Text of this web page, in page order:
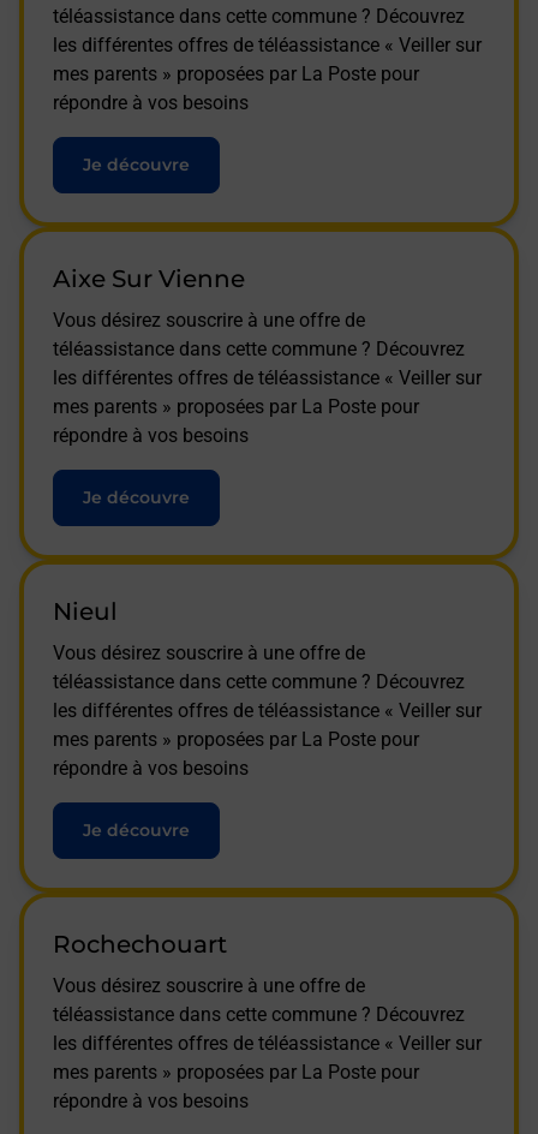
téléassistance dans cette commune ? Découvrez
les différentes offres de téléassistance « Veiller sur
mes parents » proposées par La Poste pour
répondre à vos besoins
Je découvre
Aixe Sur Vienne
Vous désirez souscrire à une offre de
téléassistance dans cette commune ? Découvrez
les différentes offres de téléassistance « Veiller sur
mes parents » proposées par La Poste pour
répondre à vos besoins
Je découvre
Nieul
Vous désirez souscrire à une offre de
téléassistance dans cette commune ? Découvrez
les différentes offres de téléassistance « Veiller sur
mes parents » proposées par La Poste pour
répondre à vos besoins
Je découvre
Rochechouart
Vous désirez souscrire à une offre de
téléassistance dans cette commune ? Découvrez
les différentes offres de téléassistance « Veiller sur
mes parents » proposées par La Poste pour
répondre à vos besoins